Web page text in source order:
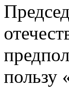
пользу